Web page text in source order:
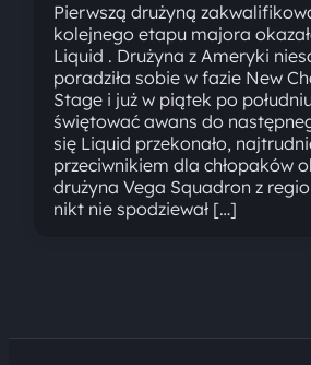
Pierwszą drużyną
kolejnego etapu majora
Liquid . Drużyna z Ameryki
poradziła sobie w fazie New
Stage i już w piątek po
świętować awans do
się Liquid przekonało,
przeciwnikiem dla chłopaków
drużyna Vega Squadron z
nikt nie spodziewał […]